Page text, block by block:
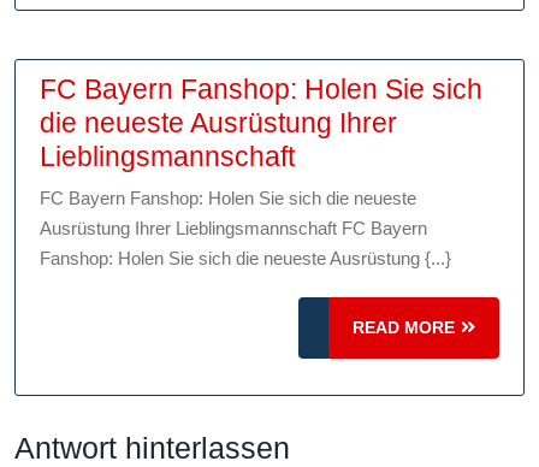
FC Bayern Fanshop: Holen Sie sich
die neueste Ausrüstung Ihrer
LieblingsmannschaftFC
Bayern
Fanshop:
Holen
Sie
die
neueste
FC Bayern Fanshop: Holen Sie sich die neueste
Ausrüstung Ihrer Lieblingsmannschaft FC Bayern
Fanshop: Holen Sie sich die neueste Ausrüstung {...}
READ MORE
READ
MORE
Antwort hinterlassen